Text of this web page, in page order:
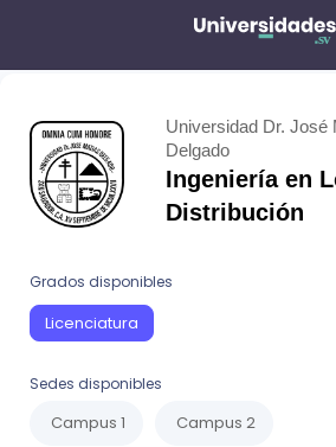
Universidad Dr. José
Delgado
Ingeniería en
Distribución
Grados disponibles
Licenciatura
Sedes disponibles
Campus 1 Campus 2